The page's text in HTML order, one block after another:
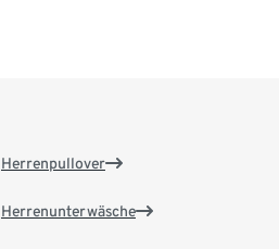
Herrenpullover
Herrenunterwäsche